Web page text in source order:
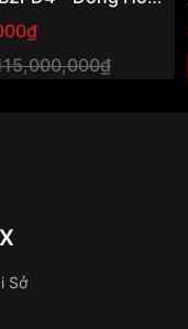
Double Heart
Cao Cấp
Sở